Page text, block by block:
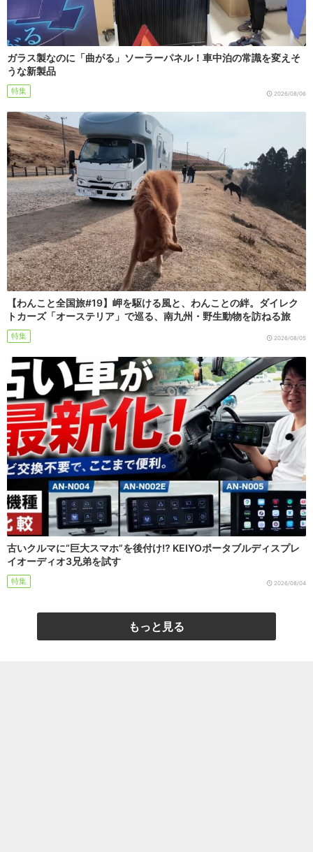
ガラス製なのに「曲がる」ソーラーパネル！車中泊の常識を変えそ
うな新製品
特集 2026/08/06
【わんこと全国旅#19】岬を駆ける風と、わんことの絆。ダイレク
トカーズ「オーステリア」で巡る、南九州・野生動物を訪ねる旅
特集 2026/08/05
古いクルマに“巨大スマホ”を後付け!? KEIYOポータブルディスプレ
イオーディオ3兄弟を試す
特集 2026/08/04
もっと見る